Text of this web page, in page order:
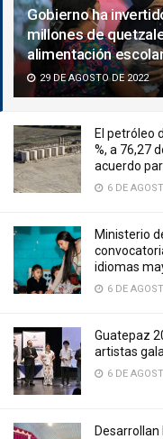
Gobierno ha
millones de
alimentación
29 DE AGOSTO DE 2022
El petróleo
%, a 76,27
acuerdo
6 DE
Ministerio
idiomas
6 DE
Guatepaz
artistas
6 DE